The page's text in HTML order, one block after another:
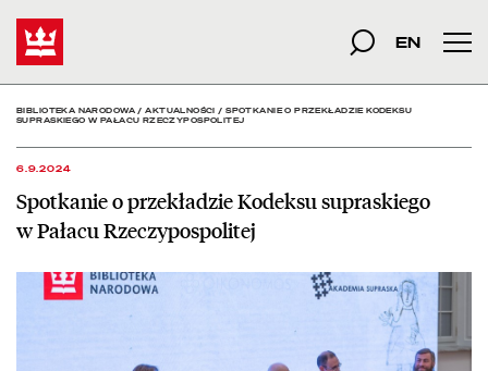
Spotkanie o szukana fraza
Szukaj
EN
BIBLIOTEKA NARODOWA/AKTUALNOŚCI /SPOTKANIE O PRZEKŁADZIE KODEKSU
SUPRASKIEGO W PAŁACU RZECZYPOSPOLITEJ
6.9.2024
Spotkanie o przekładzie Kodeksu supraskiego
w Pałacu Rzeczypospolitej